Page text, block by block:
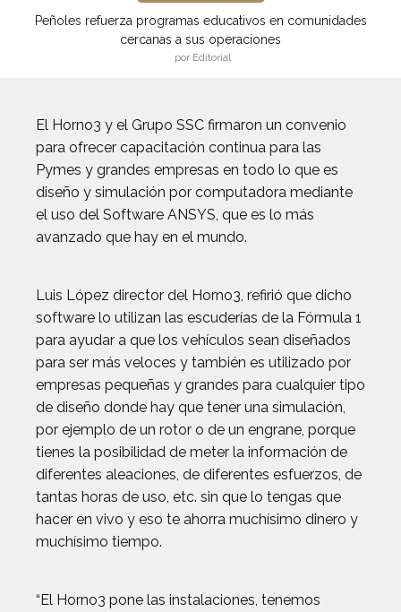
Peñoles refuerza programas educativos en comunidades
cercanas a sus operaciones
por Editorial
El Horno3 y el Grupo SSC firmaron un convenio
para ofrecer capacitación continua para las
Pymes y grandes empresas en todo lo que es
diseño y simulación por computadora mediante
el uso del Software ANSYS, que es lo más
avanzado que hay en el mundo.
Luis López director del Horno3, refirió que dicho
software lo utilizan las escuderías de la Fórmula 1
para ayudar a que los vehículos sean diseñados
para ser más veloces y también es utilizado por
empresas pequeñas y grandes para cualquier tipo
de diseño donde hay que tener una simulación,
por ejemplo de un rotor o de un engrane, porque
tienes la posibilidad de meter la información de
diferentes aleaciones, de diferentes esfuerzos, de
tantas horas de uso, etc. sin que lo tengas que
hacer en vivo y eso te ahorra muchísimo dinero y
muchísimo tiempo.
“El Horno3 pone las instalaciones, tenemos